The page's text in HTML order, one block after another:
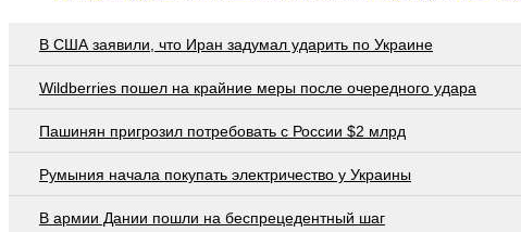
В США заявили, что Иран задумал ударить по Украине
Wildberries пошел на крайние меры после очередного удара
Пашинян пригрозил потребовать c России $2 млрд
Румыния начала покупать электричество у Украины
В армии Дании пошли на беспрецедентный шаг